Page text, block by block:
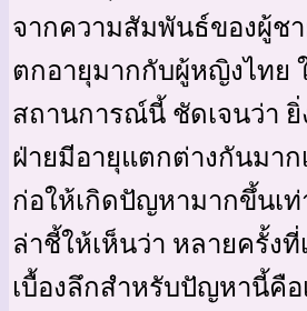
จากความสัมพันธ์ของผู้ช
ตกอายุมากกับผู้หญิงไทย
สถานการณ์นี้ ชัดเจนว่า ยิ่
ฝ่ายมีอายุแตกต่างกันมาก
ก่อให้เกิดปัญหามากขึ้นเท่
ล่าชี้ให้เห็นว่า หลายครั้งที่
เบื้องลึกสำหรับปัญหานี้คือ